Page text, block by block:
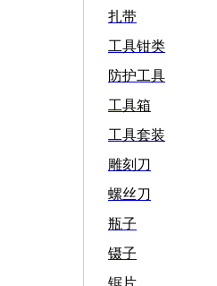
扎带
工具钳类
防护工具
工具箱
工具套装
雕刻刀
螺丝刀
瓶子
镊子
锯片